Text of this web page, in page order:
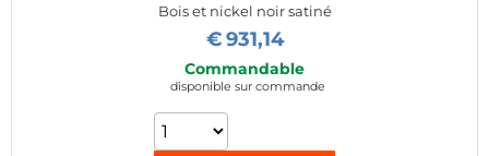
Bois et nickel noir satiné
€931,14
Commandable
disponible sur commande